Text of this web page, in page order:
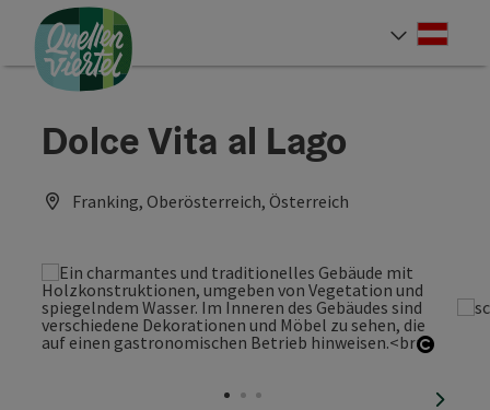
Zum Inhalt
Zur Navigation
Zum Seitenanfang
Dolce Vita al Lago
Franking, Oberösterreich, Österreich